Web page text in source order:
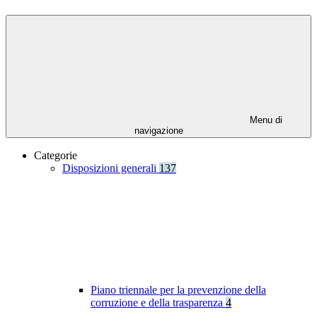
Menu di
navigazione
Categorie
Disposizioni generali 137
Piano triennale per la prevenzione della
corruzione e della trasparenza 4